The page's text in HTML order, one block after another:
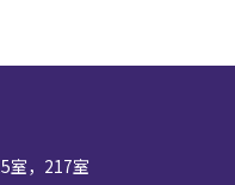
室，217室